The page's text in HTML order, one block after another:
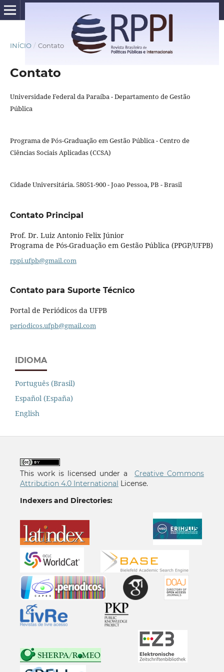
INÍCIO / Contato
Contato
Universidade Federal da Paraíba - Departamento de Gestão
Pública
Programa de Pós-Graduação em Gestão Pública - Centro de
Ciências Sociais Aplicadas (CCSA)
Cidade Universitária. 58051-900 - Joao Pessoa, PB - Brasil
Contato Principal
Prof. Dr. Luiz Antonio Felix Júnior
Programa de Pós-Graduação em Gestão Pública (PPGP/UFPB)
rppi.ufpb@gmail.com
Contato para Suporte Técnico
Portal de Periódicos da UFPB
periodicos.ufpb@gmail.com
IDIOMA
Português (Brasil)
Español (España)
English
This work is licensed under aCreative Commons
Attribution 4.0 International License.
Indexers and Directories: